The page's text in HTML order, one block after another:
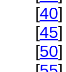
[40]
[45]
[50]